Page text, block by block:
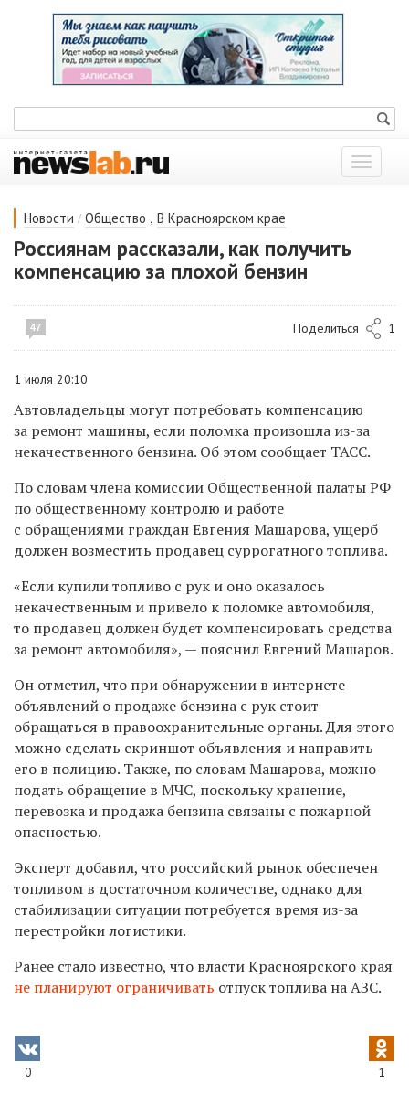
Показать
меню
Новости / Общество , В Красноярском крае
Россиянам рассказали, как получить
компенсацию за плохой бензин
47 Поделиться 1
1 июля 20:10
Автовладельцы могут потребовать компенсацию
за ремонт машины, если поломка произошла из-за
некачественного бензина. Об этом сообщает ТАСС.
По словам члена комиссии Общественной палаты РФ
по общественному контролю и работе
с обращениями граждан Евгения Машарова, ущерб
должен возместить продавец суррогатного топлива.
«Если купили топливо с рук и оно оказалось
некачественным и привело к поломке автомобиля,
то продавец должен будет компенсировать средства
за ремонт автомобиля», — пояснил Евгений Машаров.
Он отметил, что при обнаружении в интернете
объявлений о продаже бензина с рук стоит
обращаться в правоохранительные органы. Для этого
можно сделать скриншот объявления и направить
его в полицию. Также, по словам Машарова, можно
подать обращение в МЧС, поскольку хранение,
перевозка и продажа бензина связаны с пожарной
опасностью.
Эксперт добавил, что российский рынок обеспечен
топливом в достаточном количестве, однако для
стабилизации ситуации потребуется время из-за
перестройки логистики.
Ранее стало известно, что власти Красноярского края
не планируют ограничивать отпуск топлива на АЗС.
0 1